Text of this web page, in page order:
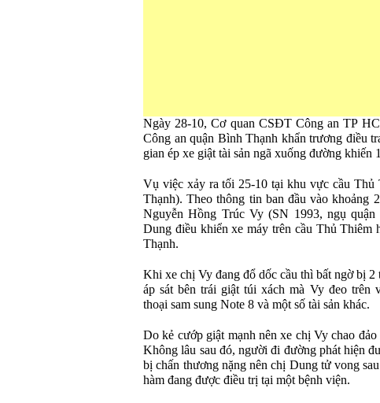
Ngày 28-10, Cơ quan CSĐT Công an TP
Công an quận Bình Thạnh khẩn trương điều
gian ép xe giật tài sản ngã xuống đường khiến
Vụ việc xảy ra tối 25-10 tại khu vực cầu Thủ
Thạnh). Theo thông tin ban đầu vào khoảng
Nguyễn Hồng Trúc Vy (SN 1993, ngụ
Dung điều khiển xe máy trên cầu Thủ Thiêm
Thạnh.
Khi xe chị Vy đang đổ dốc cầu thì bất ngờ bị 2
áp sát bên trái giật túi xách mà Vy đeo trên
thoại sam sung Note 8 và một số tài sản khác.
Do kẻ cướp giật mạnh nên xe chị Vy chao
Không lâu sau đó, người đi đường phát hiện
bị chấn thương nặng nên chị Dung tử vong
hàm đang được điều trị tại một bệnh viện.